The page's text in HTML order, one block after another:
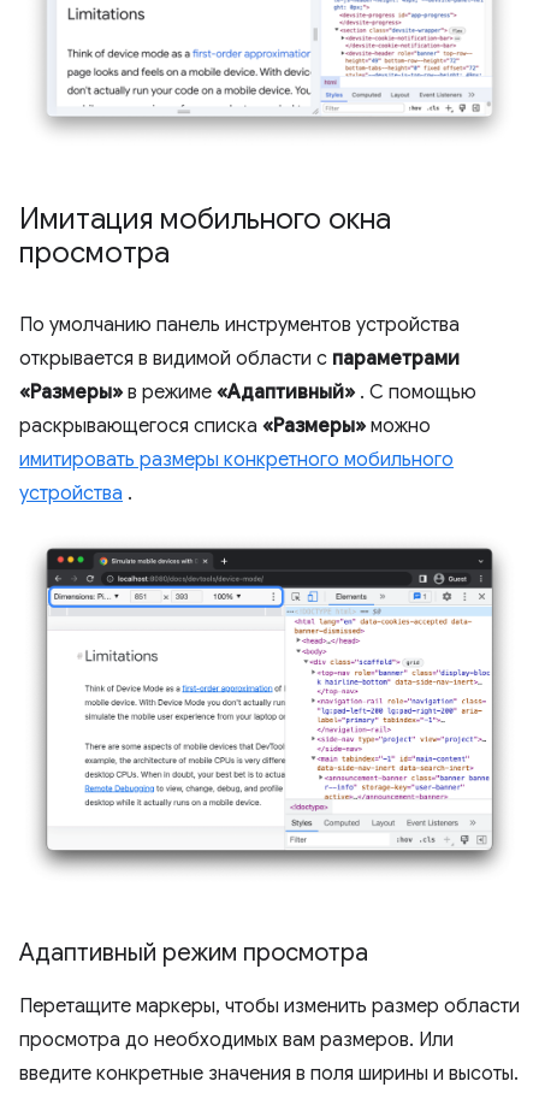
Имитация мобильного окна
просмотра
По умолчанию панель инструментов устройства
открывается в видимой области с параметрами
«Размеры» в режиме «Адаптивный» . С помощью
раскрывающегося списка «Размеры» можно
имитировать размеры конкретного мобильного
устройства .
Адаптивный режим просмотра
Перетащите маркеры, чтобы изменить размер области
просмотра до необходимых вам размеров. Или
введите конкретные значения в поля ширины и высоты.